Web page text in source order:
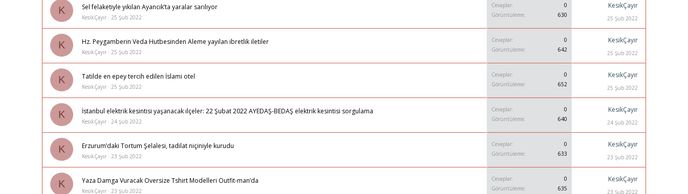
K Sel felaketiyle yıkılan Ayancık’ta yaralar sarılıyor
KesikÇayır 25 Şub 2022
Cevaplar
0
Görüntüleme
630
KesikÇayır
25 Şub 2022
K Hz. Peygamberin Veda Hutbesinden Aleme yayılan ibretlik iletiler
KesikÇayır 25 Şub 2022
Cevaplar
0
Görüntüleme
642
KesikÇayır
25 Şub 2022
K Tatilde en epey tercih edilen İslami otel
KesikÇayır 25 Şub 2022
Cevaplar
0
Görüntüleme
652
KesikÇayır
25 Şub 2022
K İstanbul elektrik kesintisi yaşanacak ilçeler: 22 Şubat 2022 AYEDAŞ-BEDAŞ elektrik kesintisi sorgulama
KesikÇayır 24 Şub 2022
Cevaplar
0
Görüntüleme
640
KesikÇayır
24 Şub 2022
K Erzurum’daki Tortum Şelalesi, tadilat niçiniyle kurudu
KesikÇayır 23 Şub 2022
Cevaplar
0
Görüntüleme
633
KesikÇayır
23 Şub 2022
K Yaza Damga Vuracak Oversize Tshirt Modelleri Outfit-man’da
KesikÇayır 23 Şub 2022
Cevaplar
0
Görüntüleme
635
KesikÇayır
23 Şub 2022